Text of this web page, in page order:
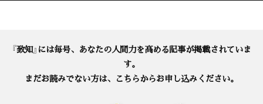
『致知』には毎号、あなたの人間力を高める記事が掲載されていま
す。
まだお読みでない方は、こちらからお申し込みください。